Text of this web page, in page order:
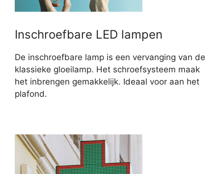
Inschroefbare LED lampen
De inschroefbare lamp is een vervanging van de
klassieke gloeilamp. Het schroefsysteem maak
het inbrengen gemakkelijk. Ideaal voor aan het
plafond.